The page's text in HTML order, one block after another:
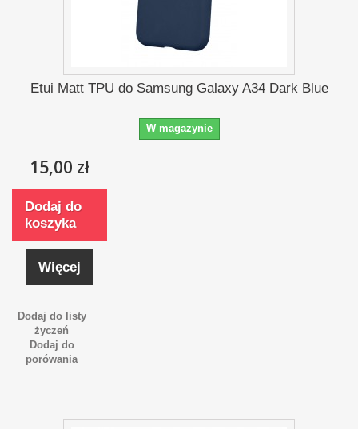
Etui Matt TPU do Samsung Galaxy A34 Dark Blue
W magazynie
15,00 zł
Dodaj do
koszyka
Więcej
Dodaj do listy
życzeń
Dodaj do
porówania